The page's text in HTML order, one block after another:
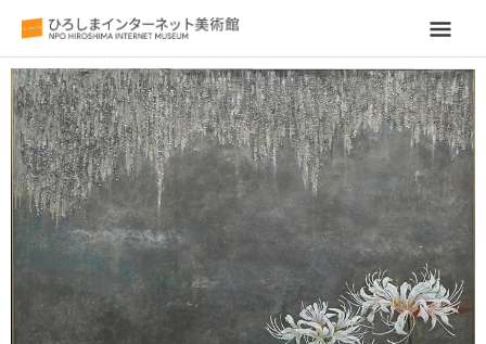
メ
イ
ン
メ
ニ
ュ
ー